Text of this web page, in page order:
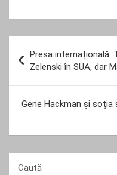
în
articole
Presa internațională:
Zelenski în SUA, dar
Gene Hackman și
Caută